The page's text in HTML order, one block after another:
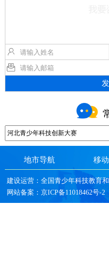
地市导航 移
建设运营：全国青少年科技教育
网站备案：京ICP备11018462号-2